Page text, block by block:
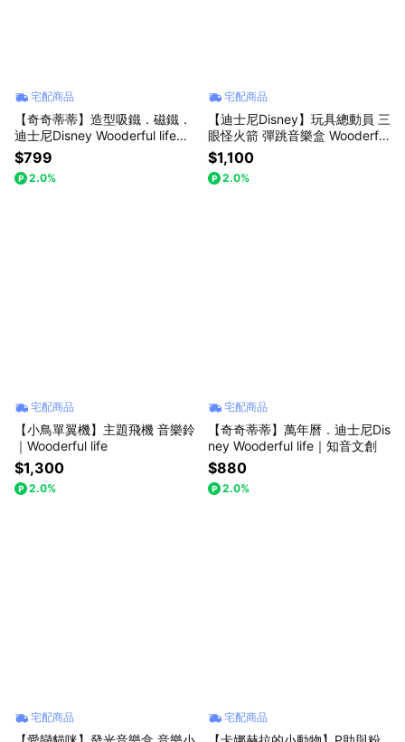
宅配商品
【奇奇蒂蒂】造型吸鐵．磁鐵．
迪士尼Disney Wooderful life｜
知音文創
$799
2.0%
宅配商品
【迪士尼Disney】玩具總動員 三
眼怪火箭 彈跳音樂盒 Wooderful
life｜知音文創
$1,100
2.0%
宅配商品
【小鳥單翼機】主題飛機 音樂鈴
｜Wooderful life
$1,300
2.0%
宅配商品
【奇奇蒂蒂】萬年曆．迪士尼Dis
ney Wooderful life｜知音文創
$880
2.0%
宅配商品 宅配商品